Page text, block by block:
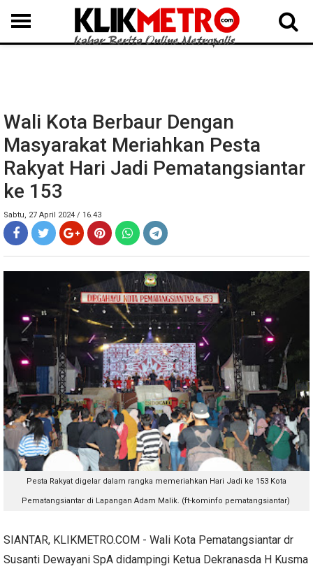
MEDAN LANGKAT DAIRI SAMOSIR TAPUT BATUBARA DELISERDANG
Wali Kota Berbaur Dengan
Masyarakat Meriahkan Pesta
Rakyat Hari Jadi Pematangsiantar
ke 153
Sabtu, 27 April 2024 / 16.43
Pesta Rakyat digelar dalam rangka memeriahkan Hari Jadi ke 153 Kota
Pematangsiantar di Lapangan Adam Malik. (ft-kominfo pematangsiantar)
SIANTAR, KLIKMETRO.COM - Wali Kota Pematangsiantar dr
Susanti Dewayani SpA didampingi Ketua Dekranasda H Kusma